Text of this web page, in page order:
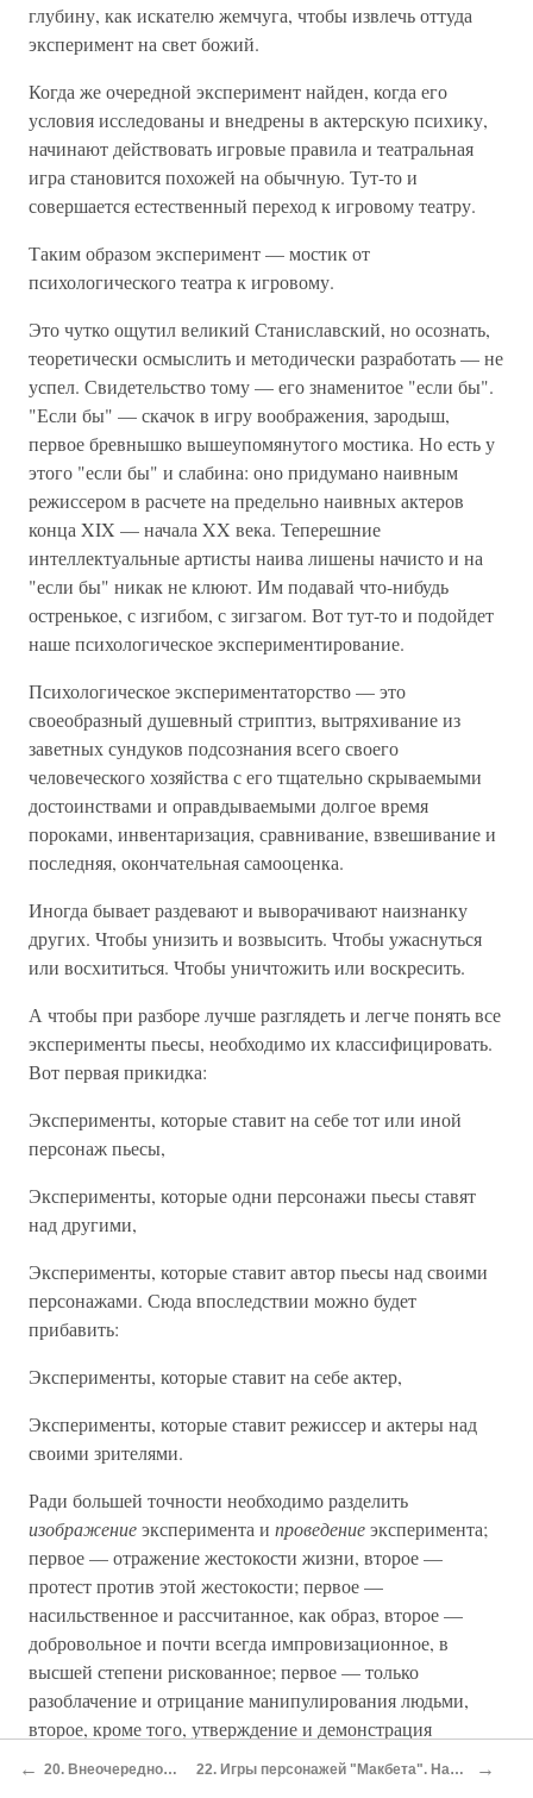
глубину, как искателю жемчуга, чтобы извлечь оттуда
эксперимент на свет божий.
Когда же очередной эксперимент найден, когда его
условия исследованы и внедрены в актерскую психику,
начинают действовать игровые правила и театральная
игра становится похожей на обычную. Тут-то и
совершается естественный переход к игровому театру.
Таким образом эксперимент — мостик от
психологического театра к игровому.
Это чутко ощутил великий Станиславский, но осознать,
теоретически осмыслить и методически разработать — не
успел. Свидетельство тому — его знаменитое "если бы".
"Если бы" — скачок в игру воображения, зародыш,
первое бревнышко вышеупомянутого мостика. Но есть у
этого "если бы" и слабина: оно придумано наивным
режиссером в расчете на предельно наивных актеров
конца XIX — начала XX века. Теперешние
интеллектуальные артисты наива лишены начисто и на
"если бы" никак не клюют. Им подавай что-нибудь
остренькое, с изгибом, с зигзагом. Вот тут-то и подойдет
наше психологическое экспериментирование.
Психологическое экспериментаторство — это
своеобразный душевный стриптиз, вытряхивание из
заветных сундуков подсознания всего своего
человеческого хозяйства с его тщательно скрываемыми
достоинствами и оправдываемыми долгое время
пороками, инвентаризация, сравнивание, взвешивание и
последняя, окончательная самооценка.
Иногда бывает раздевают и выворачивают наизнанку
других. Чтобы унизить и возвысить. Чтобы ужаснуться
или восхититься. Чтобы уничтожить или воскресить.
А чтобы при разборе лучше разглядеть и легче понять все
эксперименты пьесы, необходимо их классифицировать.
Вот первая прикидка:
Эксперименты, которые ставит на себе тот или иной
персонаж пьесы,
Эксперименты, которые одни персонажи пьесы ставят
над другими,
Эксперименты, которые ставит автор пьесы над своими
персонажами. Сюда впоследствии можно будет
прибавить:
Эксперименты, которые ставит на себе актер,
Эксперименты, которые ставит режиссер и актеры над
своими зрителями.
Ради большей точности необходимо разделить
изображениеэксперимента и проведениеэксперимента;
первое — отражение жестокости жизни, второе —
протест против этой жестокости; первое —
насильственное и рассчитанное, как образ, второе —
добровольное и почти всегда импровизационное, в
высшей степени рискованное; первое — только
разоблачение и отрицание манипулирования людьми,
второе, кроме того, утверждение и демонстрация
самопожертвования ради других. И совсем уж
← 20. Внеочередной пленум трех ведьм 22. Игры персонажей "Макбета". Начало: два эксперимента второй сцены →